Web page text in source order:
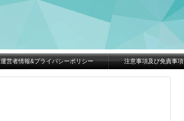
運営者情報&プライバシーポリシー 注意事項及び免責事項